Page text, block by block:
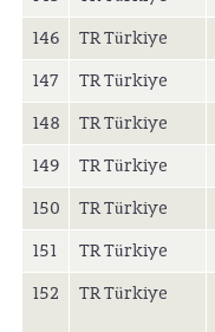
146
TR Türkiye
147
TR Türkiye
148
TR Türkiye
149
TR Türkiye
150
TR Türkiye
151
TR Türkiye
152
TR Türkiye